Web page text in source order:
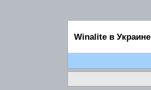
Winalite в Украине